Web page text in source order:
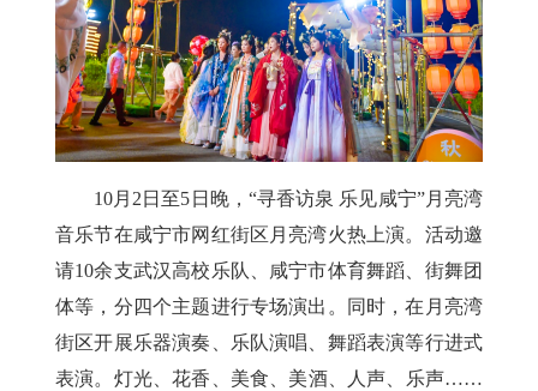
10月2日至5日晚， “寻香访泉 乐见咸宁”月亮湾
音乐节在咸宁市网红街区月亮湾火热上演。活动邀
请10余支武汉高校乐队、咸宁市体育舞蹈、街舞团
体等，分四个主题进行专场演出。同时，在月亮湾
街区开展乐器演奏、乐队演唱、舞蹈表演等行进式
表演。灯光、花香、美食、美酒、人声、乐声……